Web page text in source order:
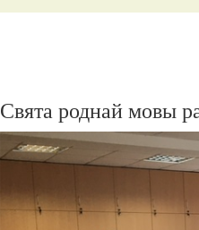
Свята роднай мовы